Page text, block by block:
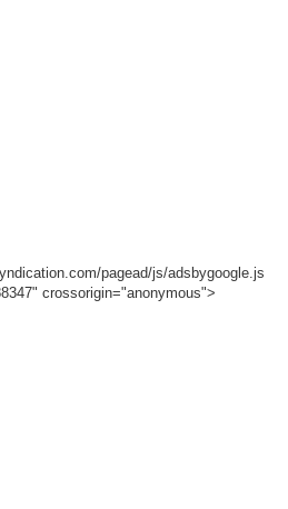
pagead/js/adsbygoogle.js
crossorigin="anonymous">